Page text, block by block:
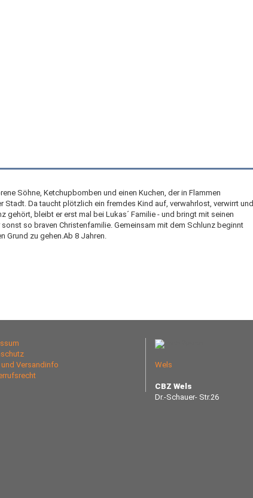
Söhne, Ketchupbomben und einen Kuchen, der in Flammen
Da taucht plötzlich ein fremdes Kind auf, verwahrlost, verwirrt und
gehört, bleibt er erst mal bei Lukas´ Familie - und bringt mit seinen
so braven Christenfamilie. Gemeinsam mit dem Schlunz beginnt
Grund zu gehen.Ab 8 Jahren.
und Versandinfo
Wels
CBZ Wels
Dr.-Schauer- Str.26